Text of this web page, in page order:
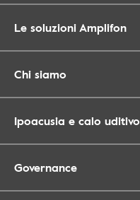
Le soluzioni Amplifon
Chi siamo
Ipoacusia e calo uditivo
Governance